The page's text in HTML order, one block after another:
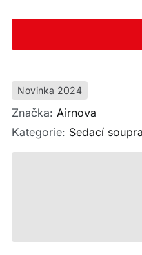
Novinka 2024
Značka: Airnova
Kategorie: Sedací